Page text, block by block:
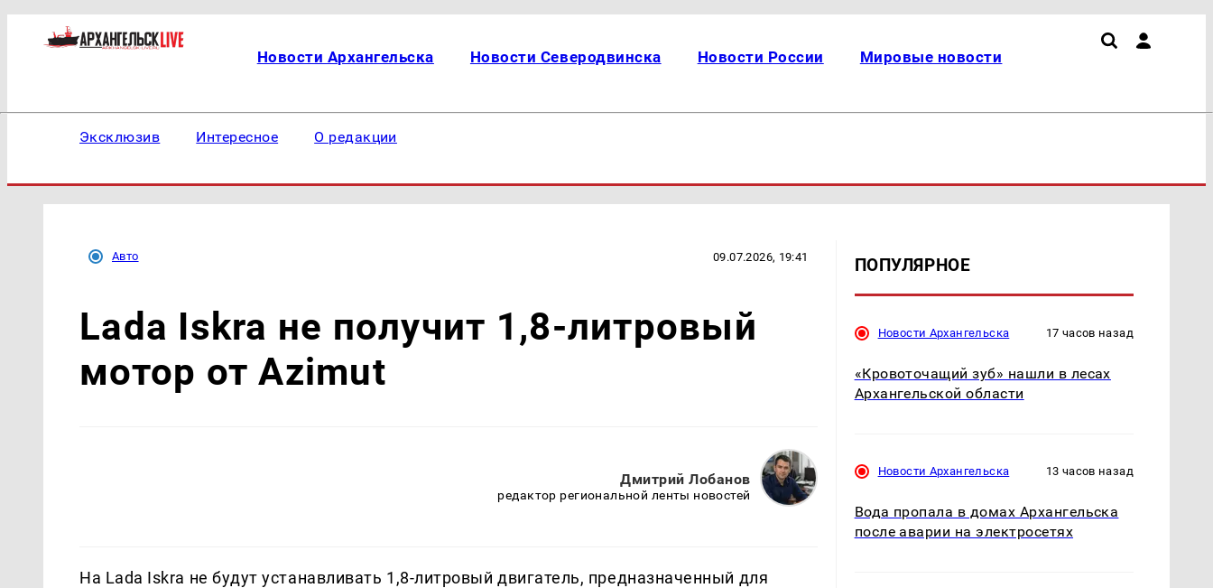
Новости Архангельска Новости Северодвинска Новости России Мировые новости
Эксклюзив Интересное О редакции
Авто 09.07.2026, 19:41
Lada Iskra не получит 1,8-литровый
мотор от Azimut
Дмитрий Лобанов
редактор региональной ленты новостей
На Lada Iskra не будут устанавливать 1,8-литровый двигатель, предназначенный для
ПОПУЛЯРНОЕ
Новости Архангельска 17 часов назад
«Кровоточащий зуб» нашли в лесах
Архангельской области
Новости Архангельска 13 часов назад
Вода пропала в домах Архангельска
после аварии на электросетях